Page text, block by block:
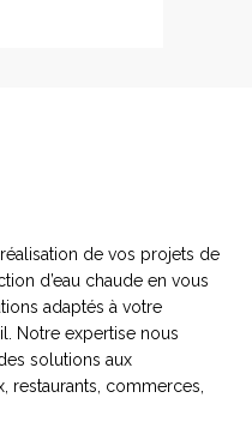
de vos projets de
d’eau chaude en vous
adaptés à votre
Notre expertise nous
solutions aux
restaurants, commerces,